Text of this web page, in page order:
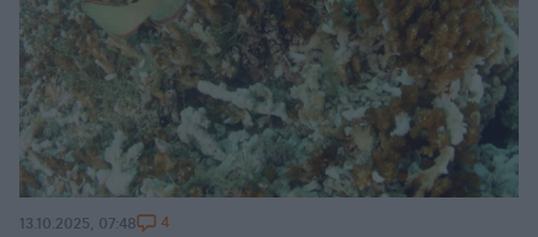
13.10.2025, 07:48 4